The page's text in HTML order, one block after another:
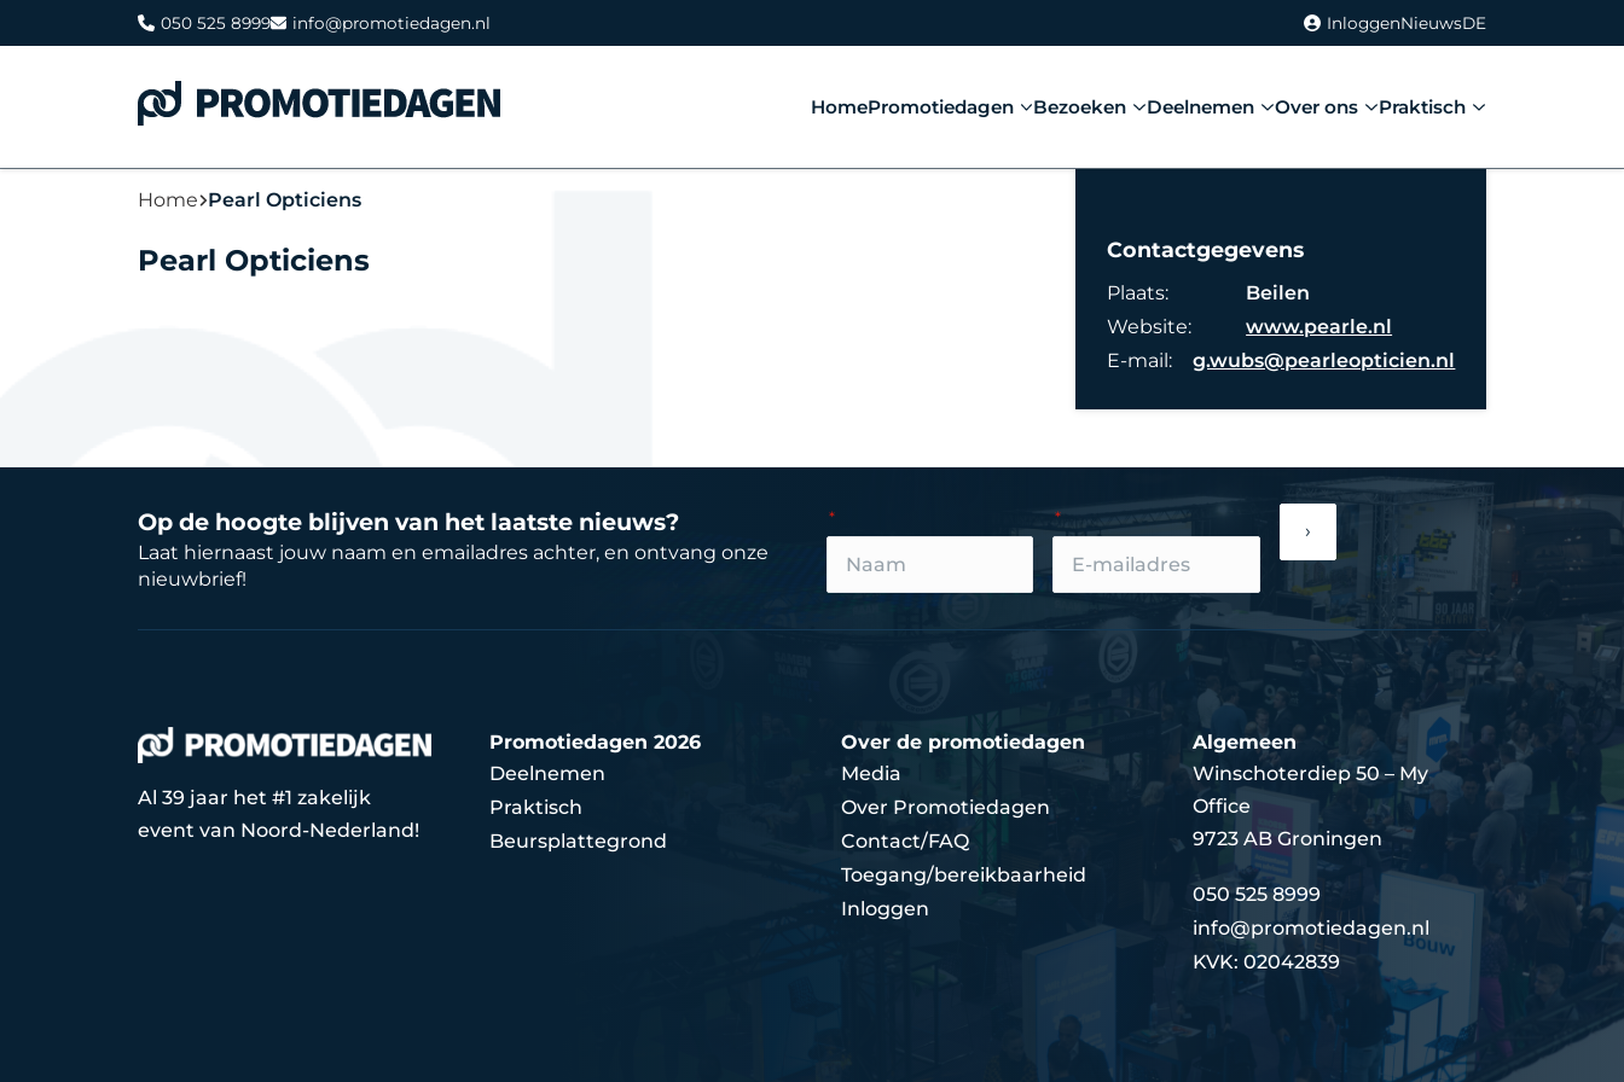
050 525 8999 info@promotiedagen.nl InloggenNieuwsDE
HomePromotiedagen Bezoeken Deelnemen Over ons Praktisch
Home Pearl Opticiens
Pearl Opticiens Contactgegevens
Plaats:
Beilen
Website:
www.pearle.nl
E-mail:
g.wubs@pearleopticien.nl
Op de hoogte blijven van het laatste nieuws?
Laat hiernaast jouw naam en emailadres achter, en ontvang onze
nieuwbrief!
›
Al 39 jaar het #1 zakelijk
event van Noord-Nederland!
Promotiedagen 2026
Deelnemen
Praktisch
Beursplattegrond
Over de promotiedagen
Media
Over Promotiedagen
Contact/FAQ
Toegang/bereikbaarheid
Inloggen
Algemeen
Winschoterdiep 50 – My
Office
9723 AB Groningen
050 525 8999
info@promotiedagen.nl
KVK: 02042839